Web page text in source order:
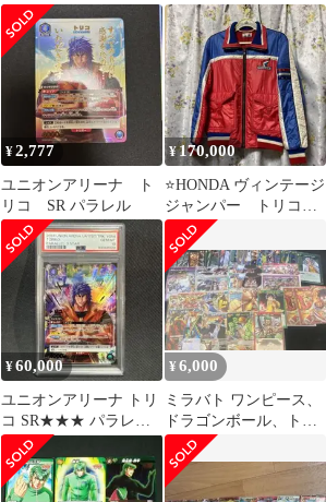
ット ユニオンアリーナ
¥2,777
ユニオンアリーナ ト
リコ SR パラレル
¥170,000
⭐️HONDA ヴィンテージ
ジャンパー トリコロ
ールカラー 初期タグ
SR⭐️
¥60,000
ユニオンアリーナ トリ
コ SR★★★ パラレ
ル 星3 PSA10
¥6,000
ミラバト ワンピース、
ドラゴンボール、トリ
コまとめ売り